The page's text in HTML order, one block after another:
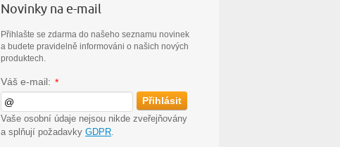
Novinky na e-mail
Přihlašte se zdarma do našeho seznamu novinek
a budete pravidelně informováni o našich nových
produktech.
Váš e-mail: *
Vaše osobní údaje nejsou nikde zveřejňovány
a splňují požadavky GDPR